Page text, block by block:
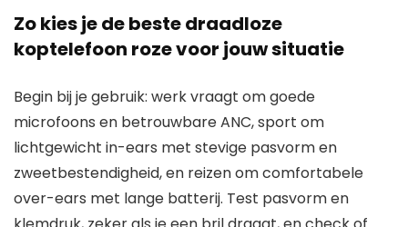
Zo kies je de beste draadloze
koptelefoon roze voor jouw situatie
Begin bij je gebruik: werk vraagt om goede
microfoons en betrouwbare ANC, sport om
lichtgewicht in-ears met stevige pasvorm en
zweetbestendigheid, en reizen om comfortabele
over-ears met lange batterij. Test pasvorm en